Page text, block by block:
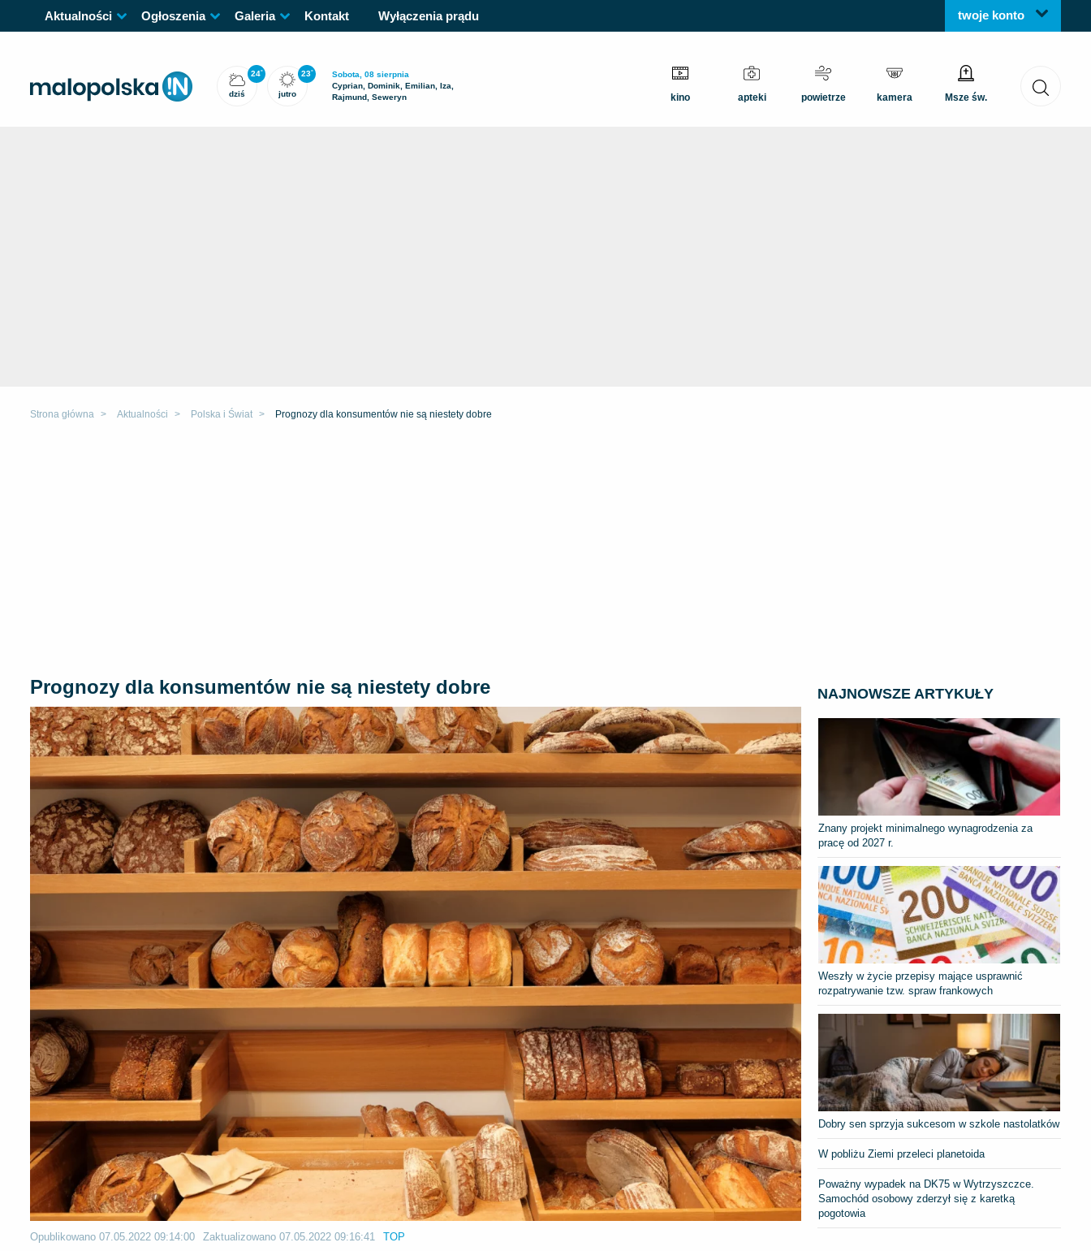
Aktualności Ogłoszenia Galeria Kontakt Wyłączenia prądu twoje konto
24°
dziś
23°
jutro
Sobota, 08 sierpnia
Cyprian, Dominik, Emilian, Iza,
Rajmund, Seweryn
kino apteki powietrze kamera Msze św.
Strona główna Aktualności Polska i Świat Prognozy dla konsumentów nie są niestety dobre
Prognozy dla konsumentów nie są niestety dobre
Opublikowano 07.05.2022 09:14:00 Zaktualizowano 07.05.2022 09:16:41 TOP
NAJNOWSZE ARTYKUŁY
Znany projekt minimalnego wynagrodzenia za
pracę od 2027 r.
Weszły w życie przepisy mające usprawnić
rozpatrywanie tzw. spraw frankowych
Dobry sen sprzyja sukcesom w szkole nastolatków
W pobliżu Ziemi przeleci planetoida
Poważny wypadek na DK75 w Wytrzyszczce.
Samochód osobowy zderzył się z karetką
pogotowia